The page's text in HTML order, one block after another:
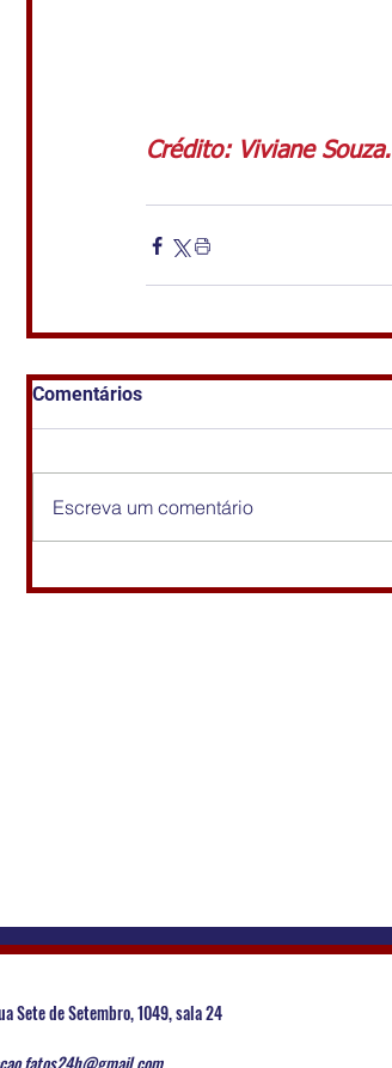
Crédito: Viviane Souza.
Comentários
Escreva um comentário
Sete de Setembro, 1049, sala 24